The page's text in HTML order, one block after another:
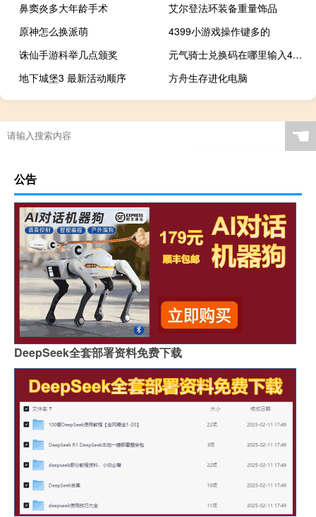
鼻窦炎多大年龄手术
艾尔登法环装备重量饰品
原神怎么换派萌
4399小游戏操作键多的
诛仙手游科举几点颁奖
元气骑士兑换码在哪里输入4.0.2
地下城堡3 最新活动顺序
方舟生存进化电脑
☚
公告
DeepSeek全套部署资料免费下载